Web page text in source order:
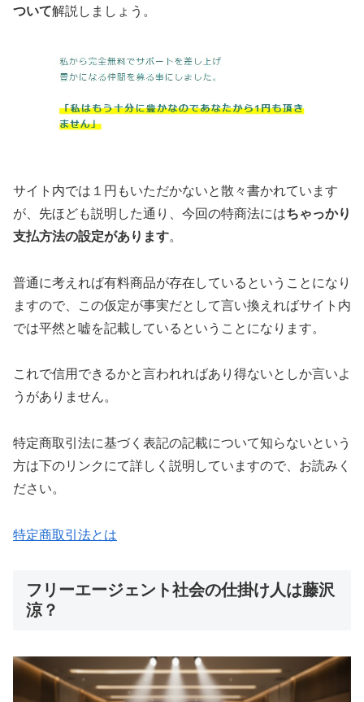
ついて解説しましょう。
サイト内では１円もいただかないと散々書かれています
が、先ほども説明した通り、今回の特商法にはちゃっかり
支払方法の設定があります。
普通に考えれば有料商品が存在しているということになり
ますので、この仮定が事実だとして言い換えればサイト内
では平然と嘘を記載している ということになります。
これで信用できるかと言われればあり得ないとしか言いよ
うがありません。
特定商取引法に基づく表記の記載について知らないという
方は下のリンクにて詳しく説明していますので、お読みく
ださい。
特定商取引法とは
フリーエージェント社会の仕掛け人は藤沢
涼？